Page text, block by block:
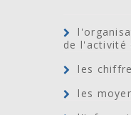
de l'activité
les
les